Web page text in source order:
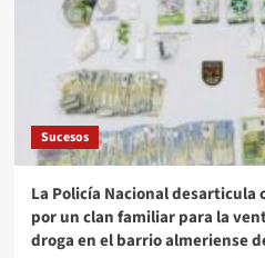
Sucesos
La Policía Nacional
por un clan familiar para la
droga en el barrio almeriense